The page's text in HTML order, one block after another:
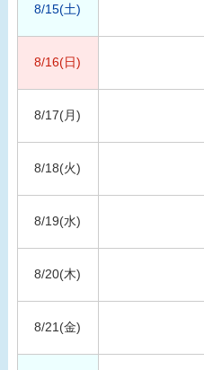
8/15(土)
8/16(日)
8/17(月)
8/18(火)
8/19(水)
8/20(木)
8/21(金)